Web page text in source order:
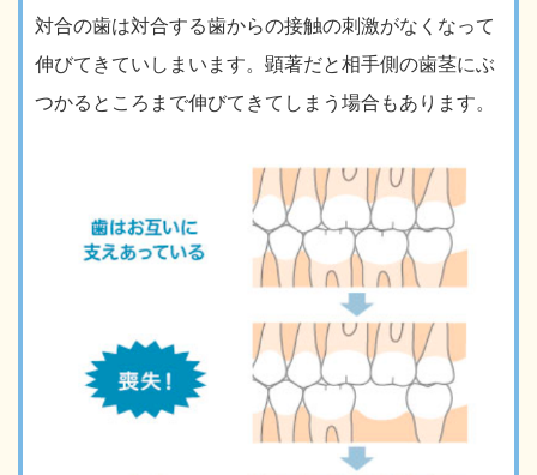
対合の歯は対合する歯からの接触の刺激がなくなって
伸びてきていしまいます。顕著だと相手側の歯茎にぶ
つかるところまで伸びてきてしまう場合もあります。